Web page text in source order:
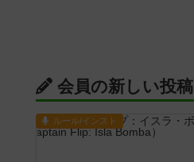
会員の新しい投稿
ルール/インスト